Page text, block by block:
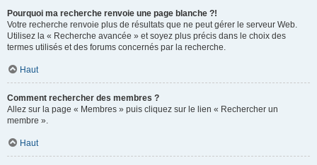
Pourquoi ma recherche renvoie une page blanche ?!
Votre recherche renvoie plus de résultats que ne peut gérer le serveur Web.
Utilisez la « Recherche avancée » et soyez plus précis dans le choix des
termes utilisés et des forums concernés par la recherche.
Haut
Comment rechercher des membres ?
Allez sur la page « Membres » puis cliquez sur le lien « Rechercher un
membre ».
Haut